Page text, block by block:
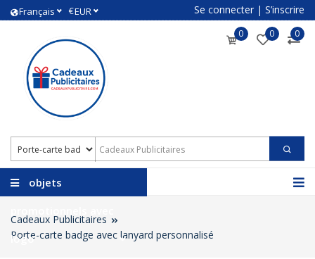
Français €EUR Se connecter | S’inscrire
0 0 0
objets
logo
Cadeaux Publicitaires
Porte-carte badge avec lanyard personnalisé